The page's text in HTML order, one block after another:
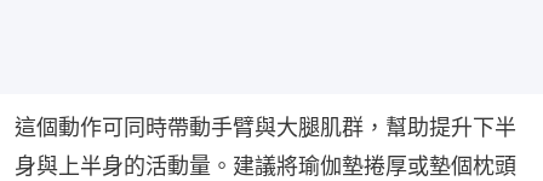
這個動作可同時帶動手臂與大腿肌群，幫助提升下半
身與上半身的活動量。建議將瑜伽墊捲厚或墊個枕頭